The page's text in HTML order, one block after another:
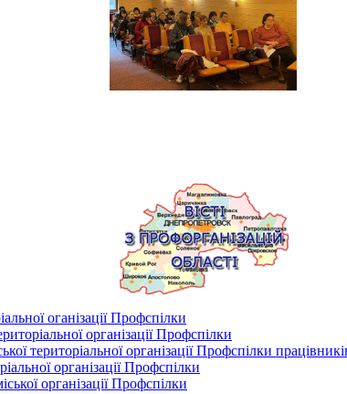
оганізації Профспілки
організації Профспілки
територіальної організації Профспілки
організації Профспілки
організації Профспілки